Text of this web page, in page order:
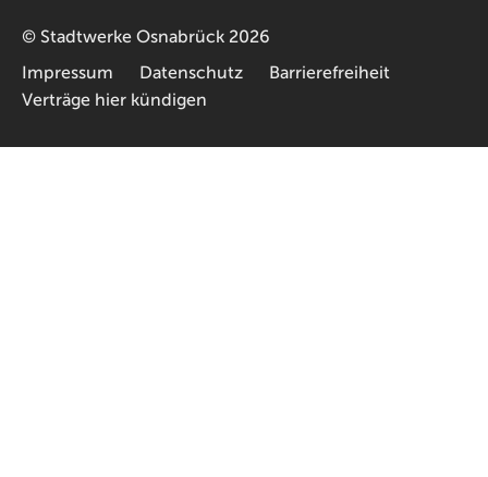
© Stadtwerke Osnabrück 2026
Impressum
Datenschutz
Barrierefreiheit
Verträge hier kündigen